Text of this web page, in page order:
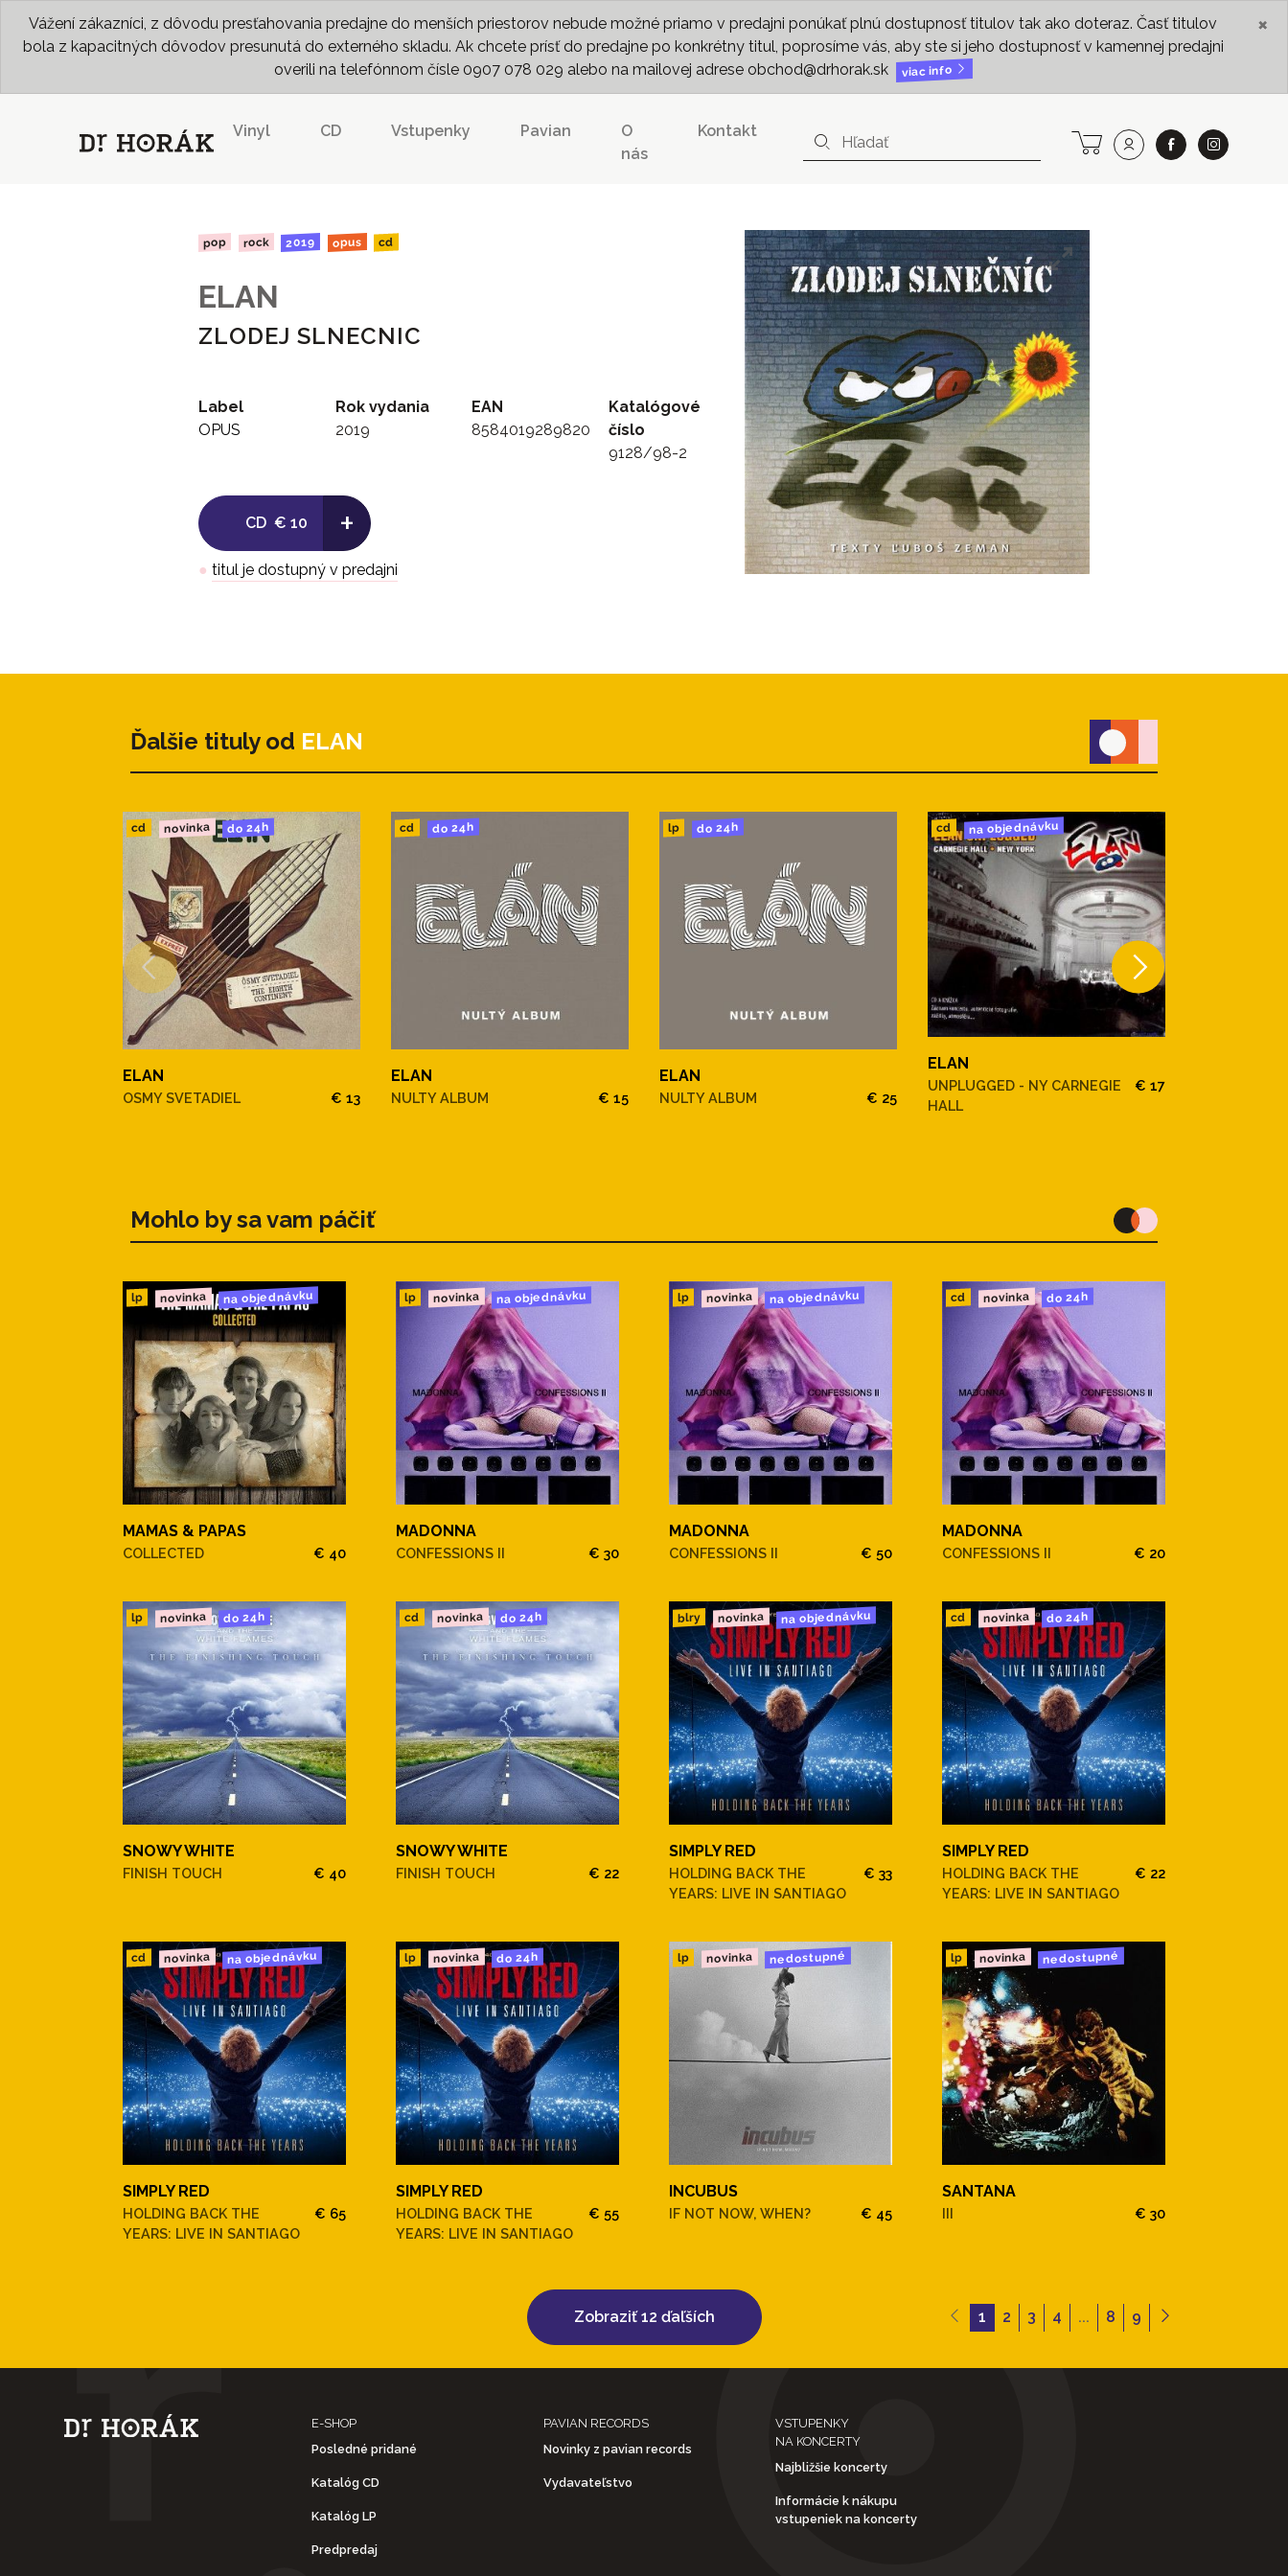
Vážení zákazníci, z dôvodu presťahovania predajne do menších priestorov nebude možné priamo v predajni ponúkať plnú dostupnosť titulov tak ako doteraz. Časť titulov
bola z kapacitných dôvodov presunutá do externého skladu. Ak chcete prísť do predajne po konkrétny titul, poprosíme vás, aby ste si jeho dostupnosť v kamennej predajni
overili na telefónnom čísle 0907 078 029 alebo na mailovej adrese obchod@drhorak.sk
viac info
×
Vinyl CD Vstupenky Pavian
O
nás
Kontakt
pop rock 2019 opus cd
ELAN
ZLODEJ SLNECNIC
Label
OPUS
Rok vydania
2019
EAN
8584019289820
Katalógové
číslo
9128/98-2
CD € 10 +
● titul je dostupný v predajni
Ďalšie tituly od ELAN
cd novinka do 24h
ELAN
OSMY SVETADIEL € 13
cd do 24h
ELAN
NULTY ALBUM € 15
lp do 24h
ELAN
NULTY ALBUM € 25
cd na objednávku
ELAN
UNPLUGGED - NY CARNEGIE
HALL
€ 17
Mohlo by sa vam páčiť
lp novinka na objednávku
MAMAS & PAPAS
COLLECTED € 40
lp novinka na objednávku
MADONNA
CONFESSIONS II € 30
lp novinka na objednávku
MADONNA
CONFESSIONS II € 50
cd novinka do 24h
MADONNA
CONFESSIONS II € 20
lp novinka do 24h
SNOWY WHITE
FINISH TOUCH € 40
cd novinka do 24h
SNOWY WHITE
FINISH TOUCH € 22
blry novinka na objednávku
SIMPLY RED
HOLDING BACK THE
YEARS: LIVE IN SANTIAGO
€ 33
cd novinka do 24h
SIMPLY RED
HOLDING BACK THE
YEARS: LIVE IN SANTIAGO
€ 22
cd novinka na objednávku
SIMPLY RED
HOLDING BACK THE
YEARS: LIVE IN SANTIAGO
€ 65
lp novinka do 24h
SIMPLY RED
HOLDING BACK THE
YEARS: LIVE IN SANTIAGO
€ 55
lp novinka nedostupné
INCUBUS
IF NOT NOW, WHEN? € 45
lp novinka nedostupné
SANTANA
III € 30
Zobraziť 12 ďaľších 1 2 3 4 ... 8 9
E-SHOP
Posledné pridané
Katalóg CD
Katalóg LP
Predpredaj
PAVIAN RECORDS
Novinky z pavian records
Vydavateľstvo
VSTUPENKY
NA KONCERTY
Najbližšie koncerty
Informácie k nákupu
vstupeniek na koncerty